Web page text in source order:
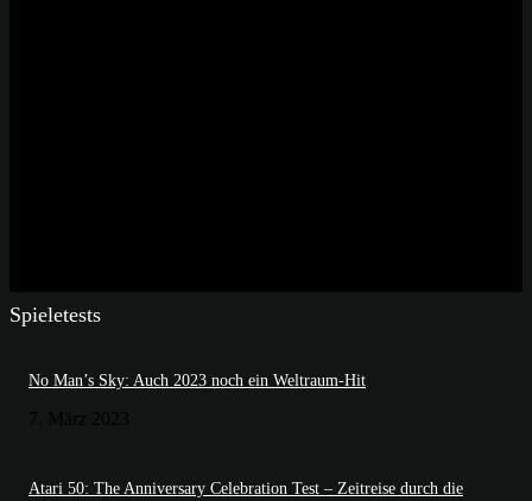
Spieletests
No Man’s Sky: Auch 2023 noch ein Weltraum-Hit
Atari 50: The Anniversary Celebration Test – Zeitreise durch die